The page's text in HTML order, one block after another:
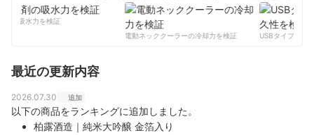
ストな商品を選んでもらうために、毎日コンテンツを制
コンテンツ制作チームのプロフィール
の吸水力を検証
電動ネッククーラーの冷却力を検証
USBタイプCケー
最近の更新内容
2026.07.30 追加
以下の商品をランキングに追加しました。
柏露酒造｜純米大吟醸 金箔入り